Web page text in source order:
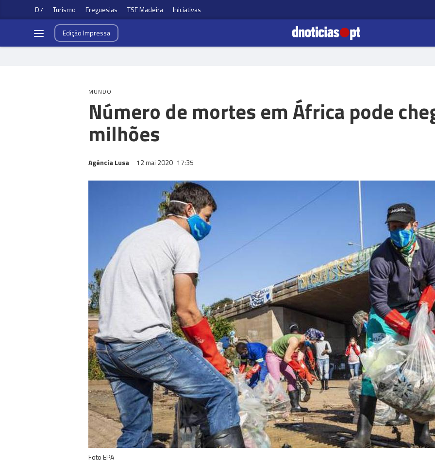
D7 Turismo Freguesias TSF Madeira Iniciativas
EdiçãoImpressa
MUNDO
Número de mortes em África pode
milhões
Agência Lusa 12 mai 2020 17:35
Foto EPA